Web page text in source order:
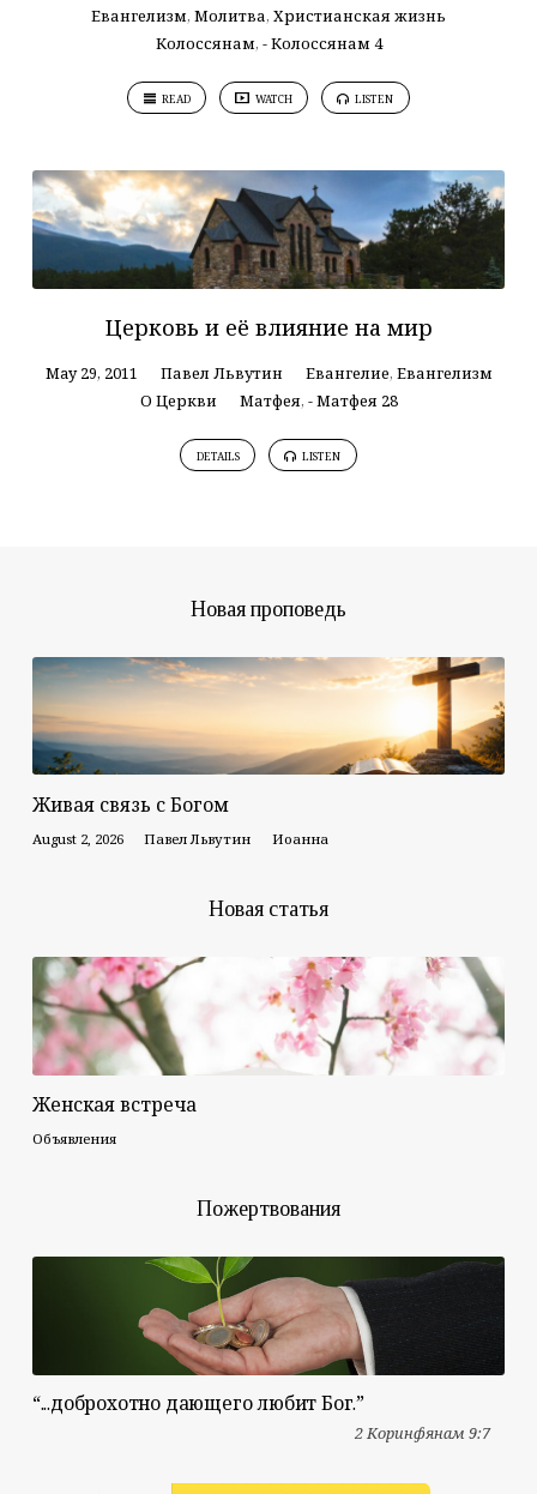
Евангелизм, Молитва, Христианская жизнь
Колоссянам, - Колоссянам 4
READ WATCH LISTEN
Церковь и её влияние на мир
May 29, 2011 Павел Львутин Евангелие, Евангелизм
О Церкви
Матфея, - Матфея 28
DETAILS LISTEN
Новая проповедь
Живая связь с Богом
August 2, 2026 Павел Львутин Иоанна
Новая статья
Женская встреча
Объявления
Пожертвования
“...доброхотно дающего любит Бог.”
2 Коринфянам 9:7